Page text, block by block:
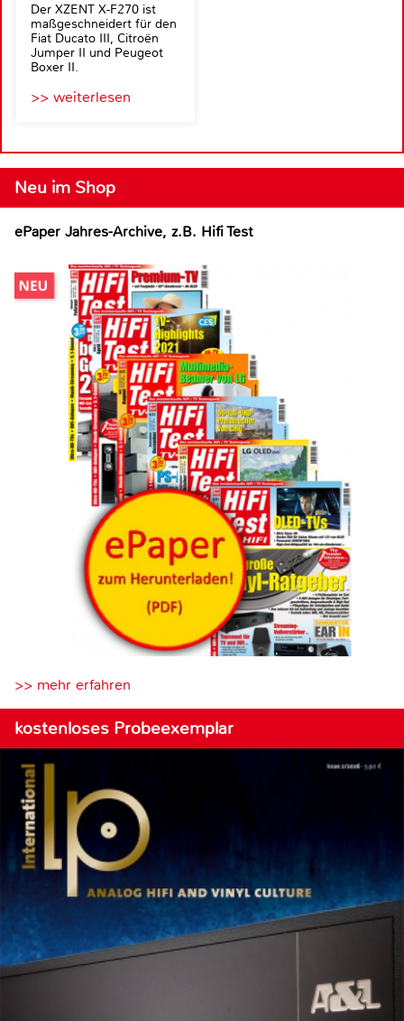
Der XZENT X-F270 ist
maßgeschneidert für den
Fiat Ducato III, Citroën
Jumper II und Peugeot
Boxer II.
>> weiterlesen
Neu im Shop
ePaper Jahres-Archive, z.B. Hifi Test
>> mehr erfahren
kostenloses Probeexemplar